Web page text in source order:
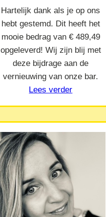
Hartelijk dank als je op ons
hebt gestemd. Dit heeft het
mooie bedrag van € 489,49
opgeleverd! Wij zijn blij met
deze bijdrage aan de
vernieuwing van onze bar.
Lees verder